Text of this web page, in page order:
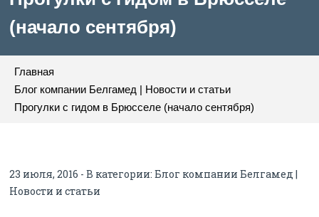
(начало сентября)
Главная
Блог компании Белгамед | Новости и статьи
Прогулки с гидом в Брюсселе (начало сентября)
23 июля, 2016 - В категории:Блог компании Белгамед |
Новости и статьи